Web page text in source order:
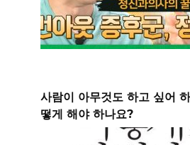
사람이 아무것도 하고 싶어
떻게 해야 하나요?